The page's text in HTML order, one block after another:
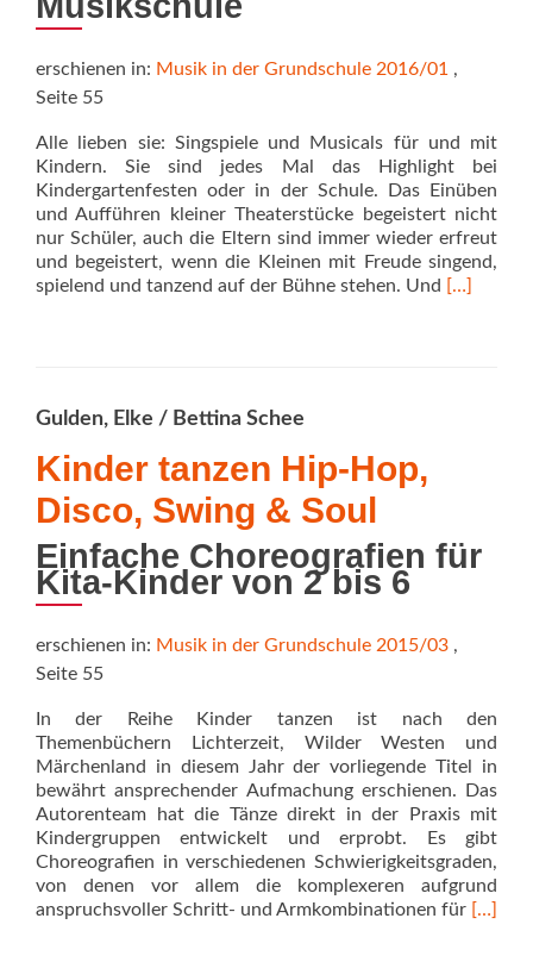
erschienen in: Musik in der Grundschule 2016/01 ,
Seite 55
Alle lieben sie: Singspiele und Musicals für und mit
Kindern. Sie sind jedes Mal das Highlight bei
Kindergartenfesten oder in der Schule. Das Einüben
und Aufführen kleiner Theaterstücke begeistert nicht
nur Schüler, auch die Eltern sind immer wieder erfreut
und begeistert, wenn die Kleinen mit Freude singend,
spielend und tanzend auf der Bühne stehen. Und Read
[…]
Gulden, Elke / Bettina Schee
Kinder tanzen Hip-Hop,
Disco, Swing & Soul
Einfache Choreografien für
Kita-Kinder von 2 bis 6
erschienen in: Musik in der Grundschule 2015/03 ,
Seite 55
In der Reihe Kinder tanzen ist nach den
Themenbüchern Lichterzeit, Wilder Westen und
Märchenland in diesem Jahr der vorliegende Titel in
bewährt ansprechender Aufmachung erschienen. Das
Autorenteam hat die Tänze direkt in der Praxis mit
Kindergruppen entwickelt und erprobt. Es gibt
Choreografien in verschiedenen Schwierigkeitsgraden,
von denen vor allem die komplexeren aufgrund
anspruchsvoller Schritt- und Armkombinationen für Read
[…]